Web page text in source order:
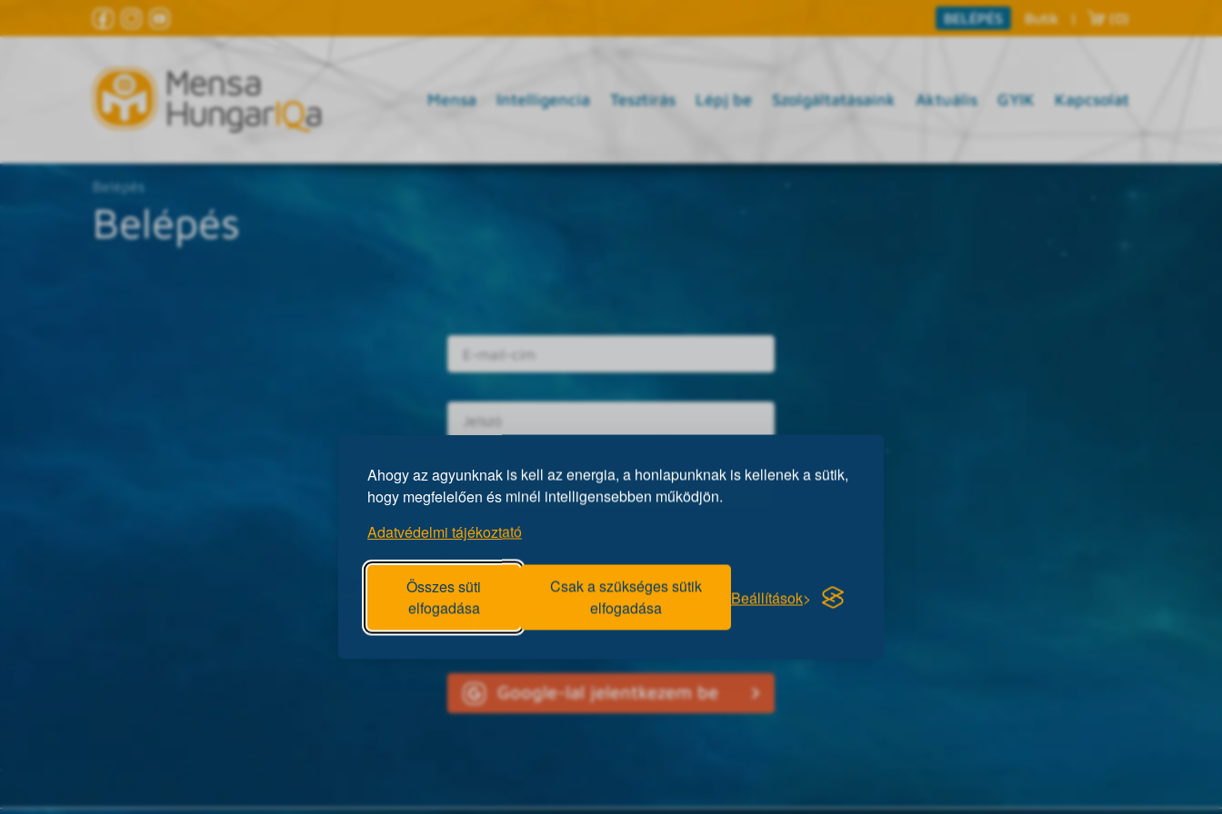
Ahogy az agyunknak is kell az energia, a honlapunknak is kellenek a sütik,
hogy megfelelően és minél intelligensebben működjön.
Adatvédelmi tájékoztató
Összes süti
elfogadása
Csak a szükséges sütik
elfogadása
Beállítások
BELÉPÉS Butik | (0)
Mensa Intelligencia Tesztírás Lépj be Szolgáltatásaink Aktuális GYIK Kapcsolat
Belépés
Belépés
Facebookkal jelentkezem be
Google-lal jelentkezem be